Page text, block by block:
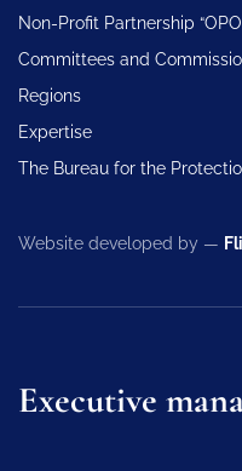
Non-Profit Partnership
Committees and
Regions
Expertise
The Bureau for the
Website developed by —
Executive